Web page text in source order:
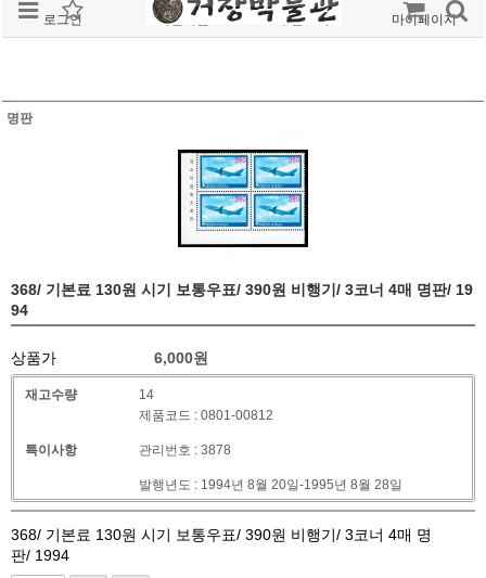
로그인 회원가입 주문조회 마이페이지
명판
368/ 기본료 130원 시기 보통우표/ 390원 비행기/ 3코너 4매 명판/ 19
94
상품가 6,000원
재고수량 14
특이사항
제품코드 : 0801-00812
관리번호 : 3878
발행년도 : 1994년 8월 20일-1995년 8월 28일
368/ 기본료 130원 시기 보통우표/ 390원 비행기/ 3코너 4매 명
판/ 1994